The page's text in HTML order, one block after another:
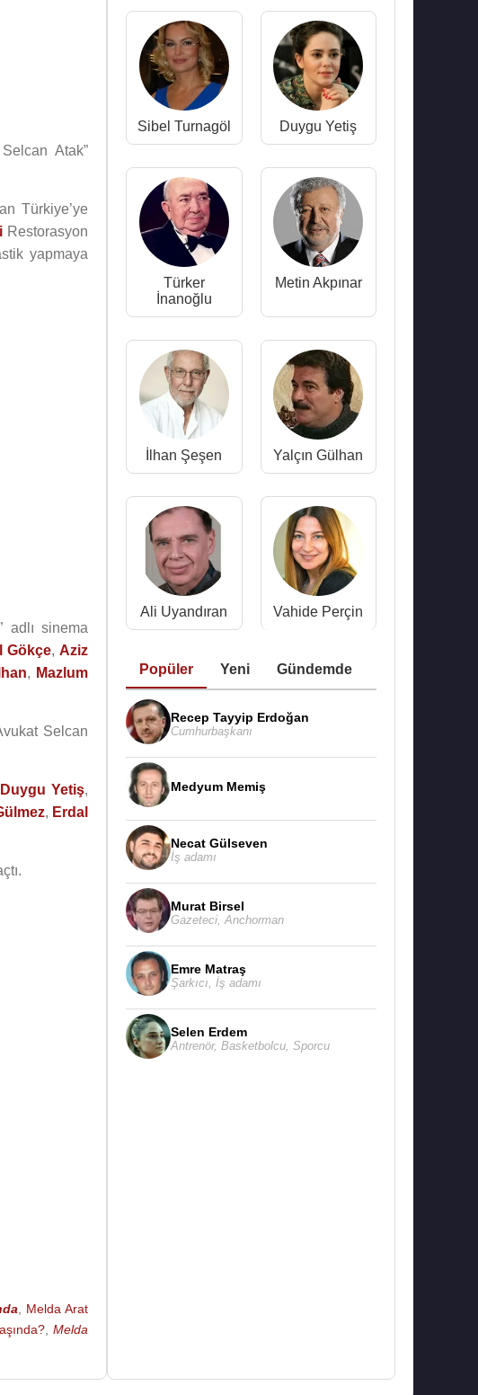
Atak”
Türkiye’ye
Restorasyon
yapmaya
adlı sinema
Gökçe,Aziz
, Mazlum
Selcan
Duygu Yetiş,
, Erdal
Melda Arat
,Melda
Sibel Turnagöl Duygu Yetiş
Türker
İnanoğlu
Metin Akpınar
İlhan Şeşen Yalçın Gülhan
Ali Uyandıran Vahide Perçin
Popüler Yeni Gündemde
Recep Tayyip Erdoğan
Cumhurbaşkanı
Medyum Memiş
Necat Gülseven
İş adamı
Murat Birsel
Gazeteci Anchorman
Emre Matraş
Şarkıcı İş adamı
Selen Erdem
Antrenör, Basketbolcu Sporcu